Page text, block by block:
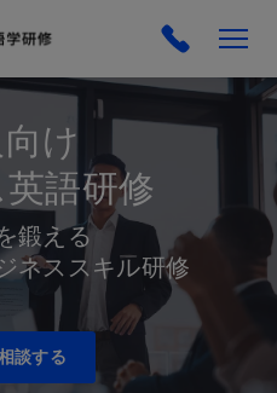
向け
語研修
鍛える
ネススキル研修
談する